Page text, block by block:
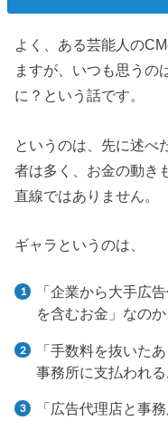
よく、ある芸能人の
ますが、いつも思うの
に？という話です。
というのは、先に述べ
者は多く、お金の動き
直線ではありません。
ギャラというのは、
「企業から大手広
を含むお金」なのか
「手数料を抜いた
事務所に支払われる
「広告代理店と事